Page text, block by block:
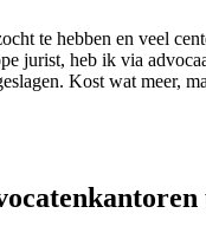
te hebben en veel
jurist, heb ik via
Kost wat meer,